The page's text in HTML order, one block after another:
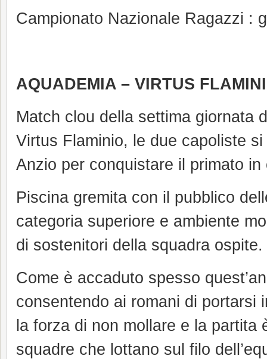
Campionato Nazionale Ragazzi :
AQUADEMIA – VIRTUS
Match clou della settima giornata
Virtus Flaminio, le due capoliste
Anzio per conquistare il primato in
Piscina gremita con il pubblico
categoria superiore e ambiente
di sostenitori della squadra ospite.
Come è accaduto spesso
consentendo ai romani di portarsi
la forza di non mollare e la
squadre che lottano sul filo